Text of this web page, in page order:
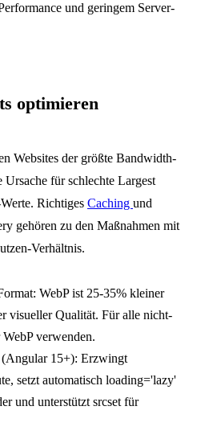
und geringem Server-
optimieren
Websites der größte Bandwidth-
Ursache für schlechte Largest
Richtiges Caching und
gehören zu den Maßnahmen mit
Verhältnis.
WebP ist 25-35% kleiner
visueller Qualität. Für alle nicht-
verwenden.
15+): Erzwingt
setzt automatisch loading='lazy'
und unterstützt srcset für